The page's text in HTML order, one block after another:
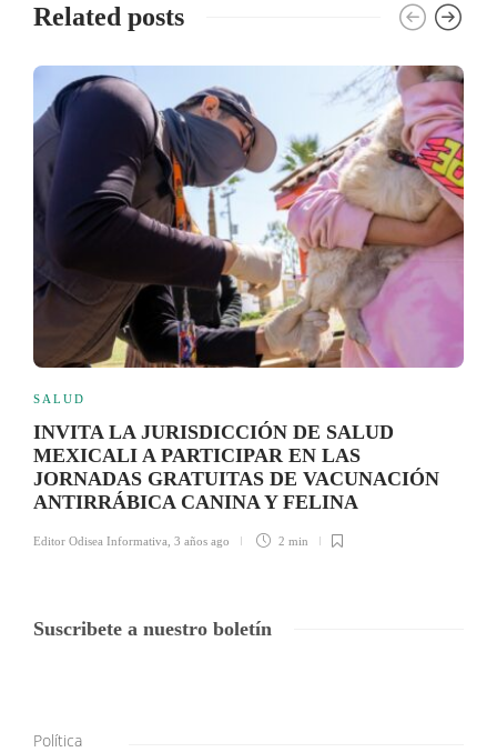
Related posts
SALUD
INVITA LA JURISDICCIÓN DE SALUD
MEXICALI A PARTICIPAR EN LAS
JORNADAS GRATUITAS DE VACUNACIÓN
ANTIRRÁBICA CANINA Y FELINA
Editor Odisea Informativa 3 años ago 2 min
Suscribete a nuestro boletín
Política